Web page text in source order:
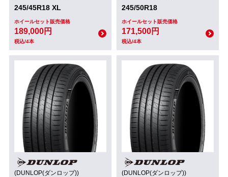
245/45R18 XL
ホイールセット販売価格
189,000円
税込/4本
245/50R18
ホイールセット販売価格
171,500円
税込/4本
(DUNLOP(ダンロップ)) (DUNLOP(ダンロップ))